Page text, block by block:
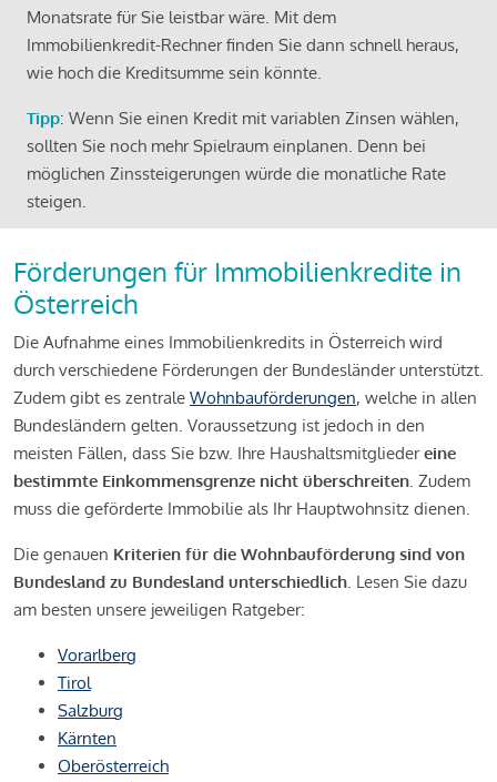
Monatsrate für Sie leistbar wäre. Mit dem
Immobilienkredit-Rechner finden Sie dann schnell heraus,
wie hoch die Kreditsumme sein könnte.
Tipp: Wenn Sie einen Kredit mit variablen Zinsen wählen,
sollten Sie noch mehr Spielraum einplanen. Denn bei
möglichen Zinssteigerungen würde die monatliche Rate
steigen.
Förderungen für Immobilienkredite in
Österreich
Die Aufnahme eines Immobilienkredits in Österreich wird
durch verschiedene Förderungen der Bundesländer unterstützt.
Zudem gibt es zentrale Wohnbauförderungen, welche in allen
Bundesländern gelten. Voraussetzung ist jedoch in den
meisten Fällen, dass Sie bzw. Ihre Haushaltsmitgliedereine
bestimmte Einkommensgrenze nicht überschreiten. Zudem
muss die geförderte Immobilie als Ihr Hauptwohnsitz dienen.
Die genauen Kriterien für die Wohnbauförderung sind von
Bundesland zu Bundesland unterschiedlich. Lesen Sie dazu
am besten unsere jeweiligen Ratgeber:
Vorarlberg
Tirol
Salzburg
Kärnten
Oberösterreich